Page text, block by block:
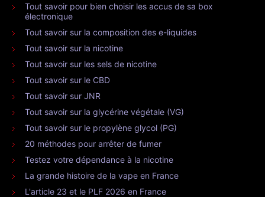
Tout savoir pour bien choisir les accus de sa box
électronique
Tout savoir sur la composition des e-liquides
Tout savoir sur la nicotine
Tout savoir sur les sels de nicotine
Tout savoir sur le CBD
Tout savoir sur JNR
Tout savoir sur la glycérine végétale (VG)
Tout savoir sur le propylène glycol (PG)
20 méthodes pour arrêter de fumer
Testez votre dépendance à la nicotine
La grande histoire de la vape en France
L'article 23 et le PLF 2026 en France